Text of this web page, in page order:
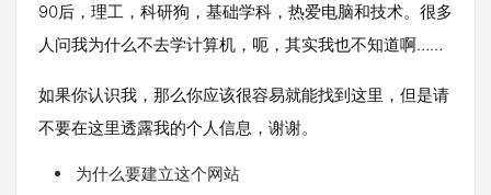
90后，理工，科研狗，基础学科，热爱电脑和技术。很多
人问我为什么不去学计算机，呃，其实我也不知道啊……
如果你认识我，那么你应该很容易就能找到这里，但是请
不要在这里透露我的个人信息，谢谢。
为什么要建立这个网站